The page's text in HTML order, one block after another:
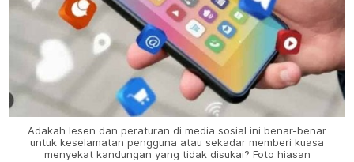
Adakah lesen dan peraturan di media sosial ini benar-benar
untuk keselamatan pengguna atau sekadar memberi kuasa
menyekat kandungan yang tidak disukai? Foto hiasan